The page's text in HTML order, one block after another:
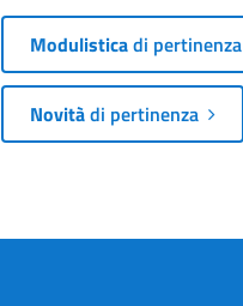
Modulisticadi pertinenza
Novitàdi pertinenza